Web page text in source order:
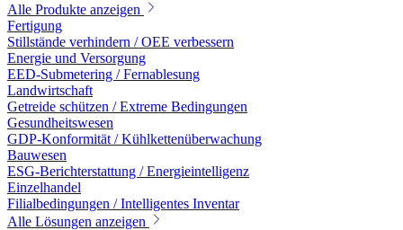
Alle Produkte anzeigen
Fertigung
Stillstände verhindern / OEE verbessern
Energie und Versorgung
EED-Submetering / Fernablesung
Landwirtschaft
Getreide schützen / Extreme Bedingungen
Gesundheitswesen
GDP-Konformität / Kühlkettenüberwachung
Bauwesen
ESG-Berichterstattung / Energieintelligenz
Einzelhandel
Filialbedingungen / Intelligentes Inventar
Alle Lösungen anzeigen